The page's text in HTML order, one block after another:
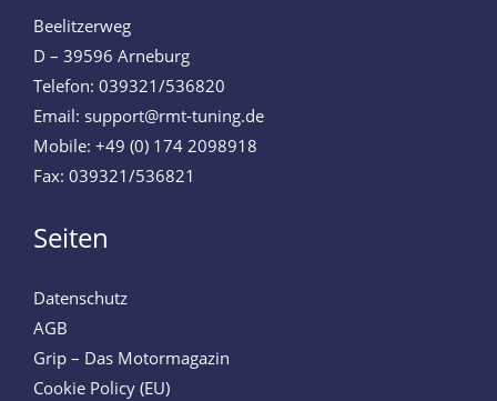
Beelitzerweg
D – 39596 Arneburg
Telefon: 039321/536820
Email: support@rmt-tuning.de
Mobile: +49 (0) 174 2098918
Fax: 039321/536821
Seiten
Datenschutz
AGB
Grip – Das Motormagazin
Cookie Policy (EU)